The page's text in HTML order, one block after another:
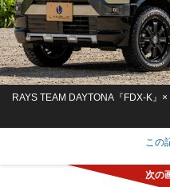
RAYS TEAM DAYTONA『FDX-K』
この